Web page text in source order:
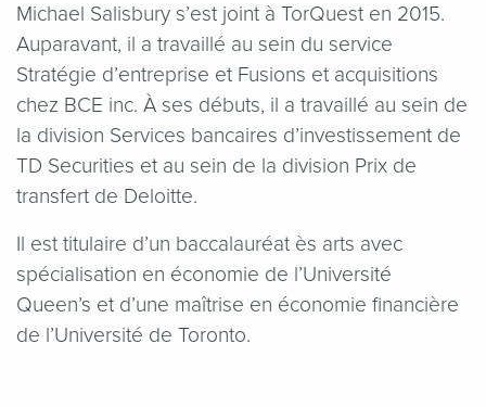
Michael Salisbury s’est joint à TorQuest en 2015.
Auparavant, il a travaillé au sein du service
Stratégie d’entreprise et Fusions et acquisitions
chez BCE inc. À ses débuts, il a travaillé au sein de
la division Services bancaires d’investissement de
TD Securities et au sein de la division Prix de
transfert de Deloitte.
Il est titulaire d’un baccalauréat ès arts avec
spécialisation en économie de l’Université
Queen’s et d’une maîtrise en économie financière
de l’Université de Toronto.